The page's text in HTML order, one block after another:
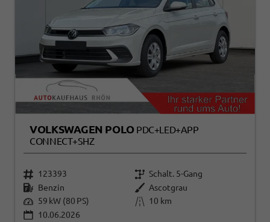
VOLKSWAGEN POLO PDC+LED+APP
CONNECT+SHZ
123393
Schalt. 5-Gang
Benzin
Ascotgrau
59 kW (80 PS)
10 km
10.06.2026